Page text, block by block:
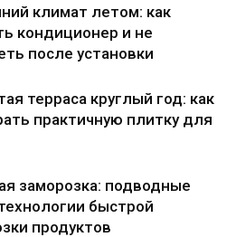
климат летом: как
кондиционер и не
после установки
терраса круглый год: как
практичную плитку для
заморозка: подводные
быстрой
продуктов